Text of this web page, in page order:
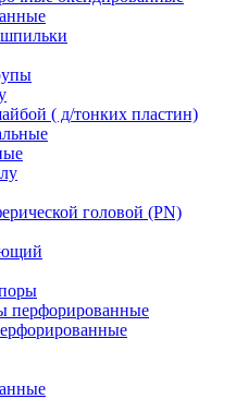
( д/тонких пластин)
головой (PN)
перфорированные